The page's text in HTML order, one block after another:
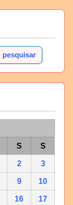
S S
2 3
9 10
16 17